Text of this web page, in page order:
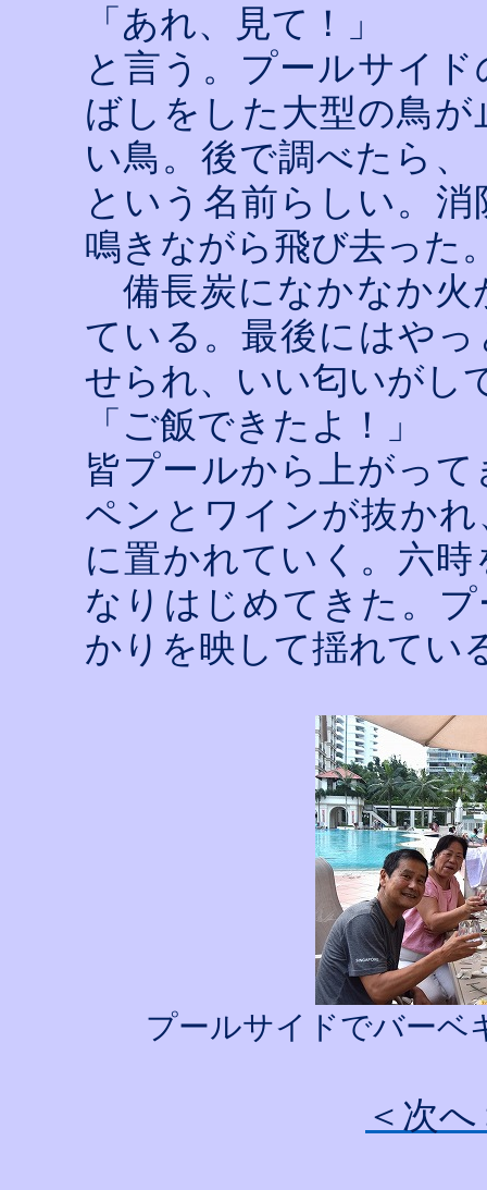
「あれ、見て！」
と言う。プールサイ
ばしをした大型の鳥
い鳥。後で調べたら
という名前らしい。
鳴きながら飛び去った
備長炭になかなか火
ている。最後にはや
せられ、いい匂いがし
「ご飯できたよ！」
皆プールから上がっ
ペンとワインが抜か
に置かれていく。六
なりはじめてきた。
かりを映して揺れてい
プールサイドでバーベ
＜次へ